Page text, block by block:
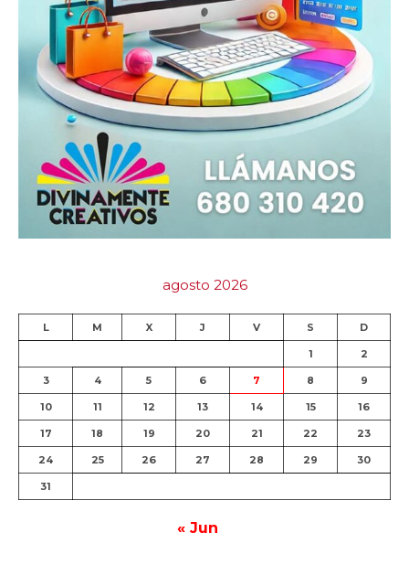
agosto 2026
L M X J V S D
1 2
3 4 5 6 7 8 9
10 11 12 13 14 15 16
17 18 19 20 21 22 23
24 25 26 27 28 29 30
31
« Jun